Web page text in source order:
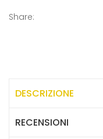
Share:
DESCRIZIONE
RECENSIONI